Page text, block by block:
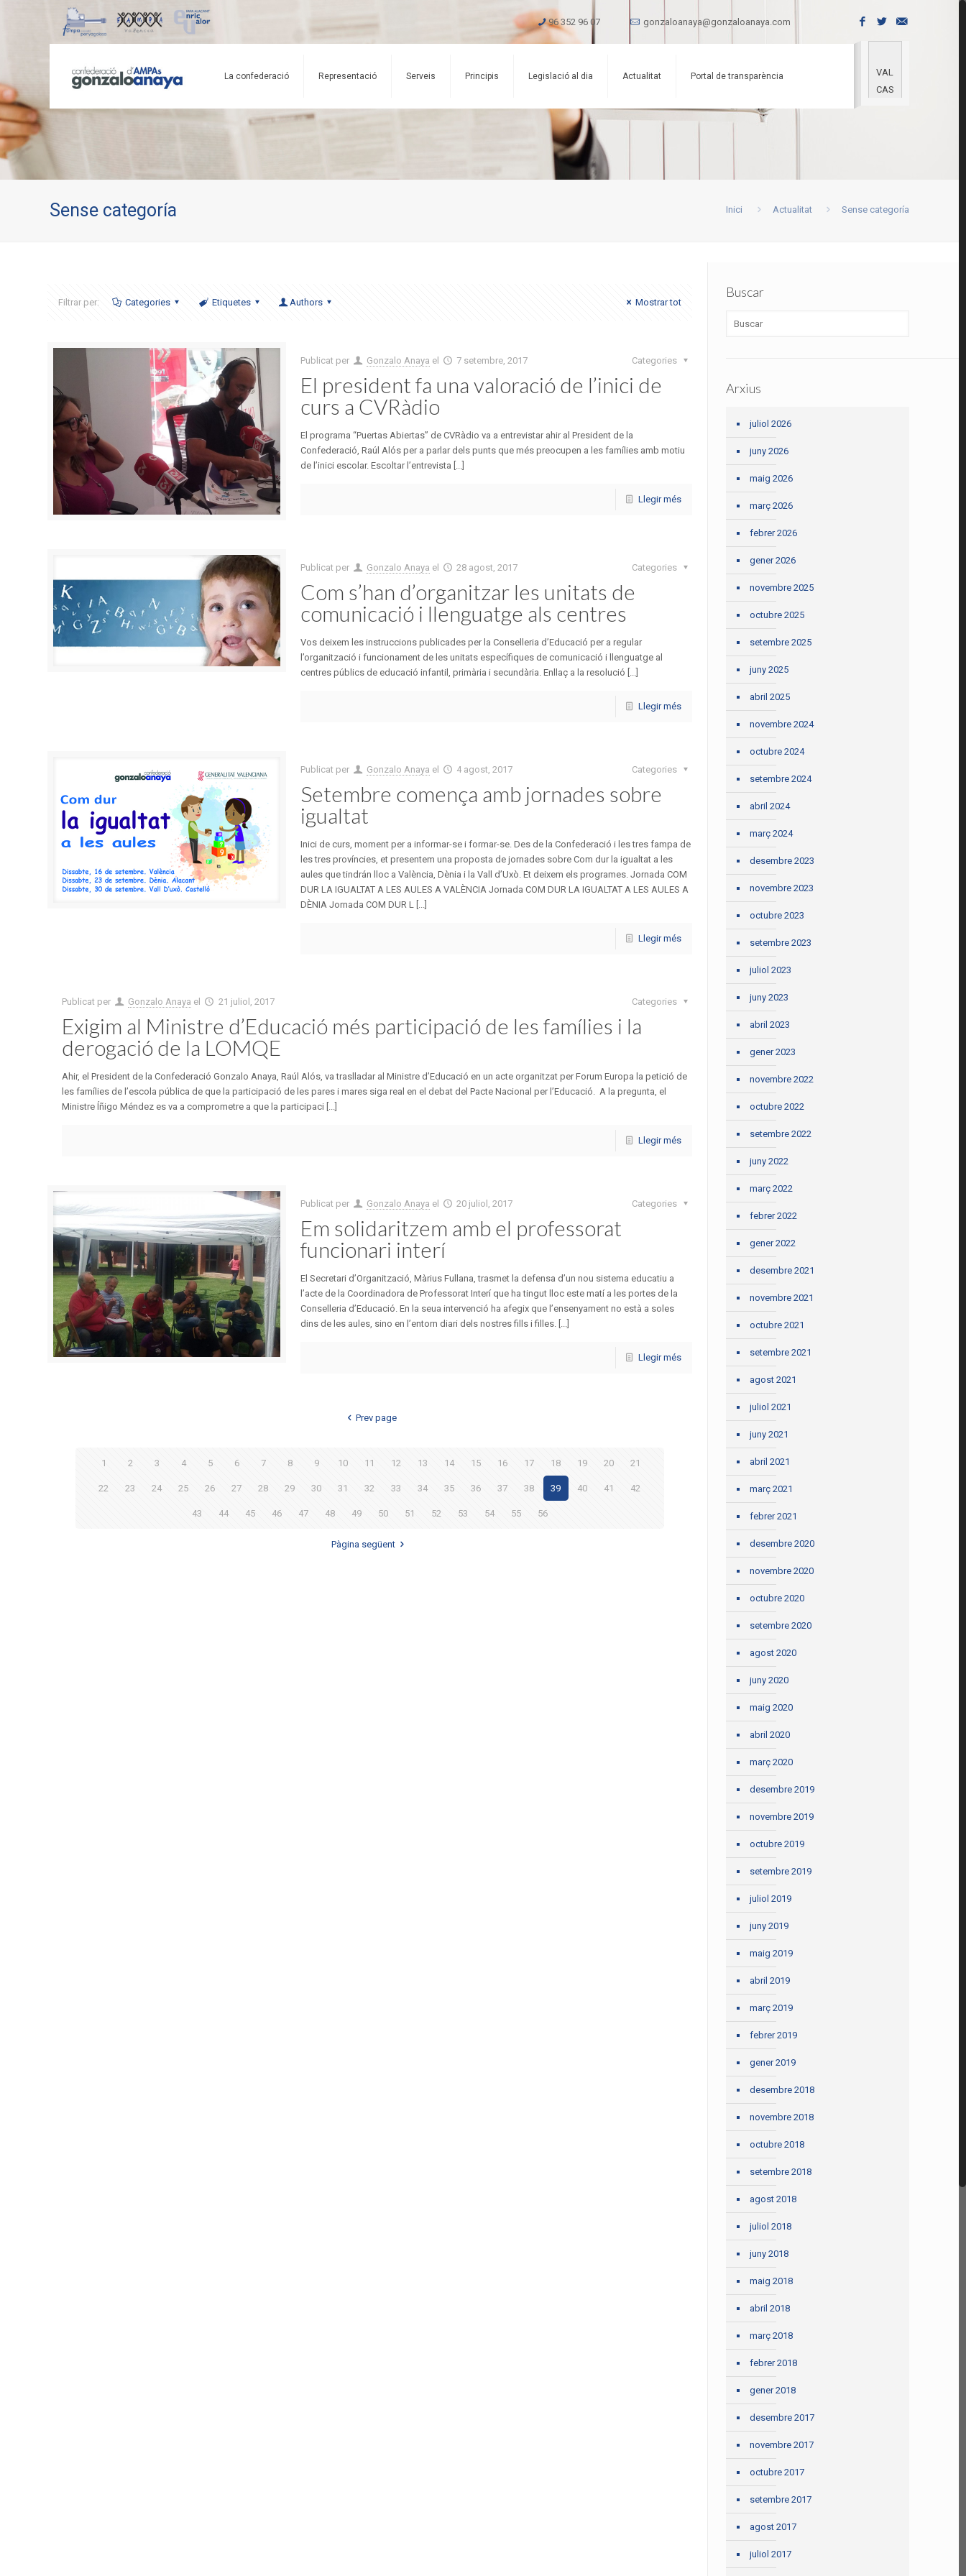
96 352 96 07 gonzaloanaya@gonzaloanaya.com
La confederació Representació Serveis Principis Legislació al dia Actualitat Portal de transparència
VAL
CAS
Sense categoría Inici Actualitat Sense categoría
Filtrar per: Categories Etiquetes Authors Mostrar tot
Publicat per Gonzalo Anaya el 7 setembre, 2017 Categories
El president fa una valoració de l’inici de
curs a CVRàdio
El programa “Puertas Abiertas” de CVRàdio va a entrevistar ahir al President de la
Confederació, Raúl Alós per a parlar dels punts que més preocupen a les famílies amb motiu
de l’inici escolar. Escoltar l’entrevista [...]
Llegir més
Publicat per Gonzalo Anaya el 28 agost, 2017 Categories
Com s’han d’organitzar les unitats de
comunicació i llenguatge als centres
Vos deixem les instruccions publicades per la Conselleria d’Educació per a regular
l’organització i funcionament de les unitats específiques de comunicació i llenguatge al
centres públics de educació infantil, primària i secundària. Enllaç a la resolució [...]
Llegir més
Publicat per Gonzalo Anaya el 4 agost, 2017 Categories
Setembre comença amb jornades sobre
igualtat
Inici de curs, moment per a informar-se i formar-se. Des de la Confederació i les tres fampa de
les tres províncies, et presentem una proposta de jornades sobre Com dur la igualtat a les
aules que tindrán lloc a València, Dènia i la Vall d’Uxò. Et deixem els programes. Jornada COM
DUR LA IGUALTAT A LES AULES A VALÈNCIA Jornada COM DUR LA IGUALTAT A LES AULES A
DÈNIA Jornada COM DUR L [...]
Llegir més
Publicat per Gonzalo Anaya el 21 juliol, 2017 Categories
Exigim al Ministre d’Educació més participació de les famílies i la
derogació de la LOMQE
Ahir, el President de la Confederació Gonzalo Anaya, Raúl Alós, va traslladar al Ministre d’Educació en un acte organitzat per Forum Europa la petició de
les famílies de l’escola pública de que la participació de les pares i mares siga real en el debat del Pacte Nacional per l’Educació. A la pregunta, el
Ministre Íñigo Méndez es va a comprometre a que la participaci [...]
Llegir més
Publicat per Gonzalo Anaya el 20 juliol, 2017 Categories
Em solidaritzem amb el professorat
funcionari interí
El Secretari d’Organització, Màrius Fullana, trasmet la defensa d’un nou sistema educatiu a
l’acte de la Coordinadora de Professorat Interí que ha tingut lloc este matí a les portes de la
Conselleria d’Educació. En la seua intervenció ha afegix que l’ensenyament no està a soles
dins de les aules, sino en l’entorn diari dels nostres fills i filles. [...]
Llegir més
Prev page
1 2 3 4 5 6 7 8 9 10 11 12 13 14 15 16 17 18 19 20 21
22 23 24 25 26 27 28 29 30 31 32 33 34 35 36 37 38 39 40 41 42
43 44 45 46 47 48 49 50 51 52 53 54 55 56
Pàgina següent
Buscar
Arxius
juliol 2026
juny 2026
maig 2026
març 2026
febrer 2026
gener 2026
novembre 2025
octubre 2025
setembre 2025
juny 2025
abril 2025
novembre 2024
octubre 2024
setembre 2024
abril 2024
març 2024
desembre 2023
novembre 2023
octubre 2023
setembre 2023
juliol 2023
juny 2023
abril 2023
gener 2023
novembre 2022
octubre 2022
setembre 2022
juny 2022
març 2022
febrer 2022
gener 2022
desembre 2021
novembre 2021
octubre 2021
setembre 2021
agost 2021
juliol 2021
juny 2021
abril 2021
març 2021
febrer 2021
desembre 2020
novembre 2020
octubre 2020
setembre 2020
agost 2020
juny 2020
maig 2020
abril 2020
març 2020
desembre 2019
novembre 2019
octubre 2019
setembre 2019
juliol 2019
juny 2019
maig 2019
abril 2019
març 2019
febrer 2019
gener 2019
desembre 2018
novembre 2018
octubre 2018
setembre 2018
agost 2018
juliol 2018
juny 2018
maig 2018
abril 2018
març 2018
febrer 2018
gener 2018
desembre 2017
novembre 2017
octubre 2017
setembre 2017
agost 2017
juliol 2017